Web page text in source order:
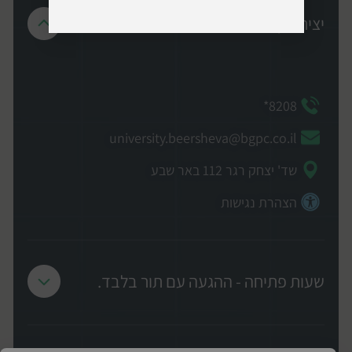
יצירת קשר
8208*
university.beersheva@bgpc.co.il
שד' יצחק רגר 112 באר שבע
הצהרת נגישות
שעות פתיחה - ההגעה עם תור בלבד.